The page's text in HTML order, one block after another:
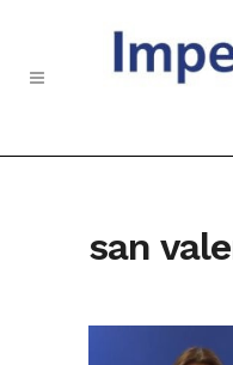
san